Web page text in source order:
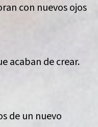
con nuevos ojos
acaban de crear.
de un nuevo